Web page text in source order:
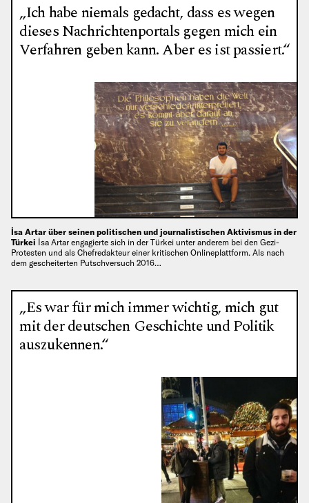
„Ich habe niemals gedacht, dass es wegen
dieses Nachrichtenportals gegen mich ein
Verfahren geben kann. Aber es ist passiert.“
İsa Artar über seinen politischen und journalistischen Aktivismus in der
Türkei İsa Artar engagierte sich in der Türkei unter anderem bei den Gezi-
Protesten und als Chefredakteur einer kritischen Onlineplattform. Als nach
dem gescheiterten Putschversuch 2016…
„Es war für mich immer wichtig, mich gut
mit der deutschen Geschichte und Politik
auszukennen.“